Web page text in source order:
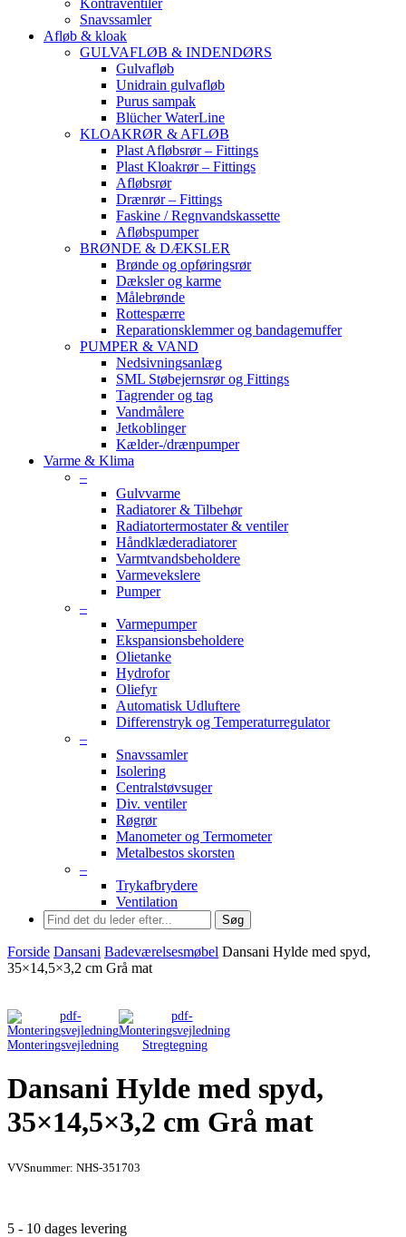
Kontraventiler
Snavssamler
Afløb & kloak
GULVAFLØB & INDENDØRS
Gulvafløb
Unidrain gulvafløb
Purus sampak
Blücher WaterLine
KLOAKRØR & AFLØB
Plast Afløbsrør – Fittings
Plast Kloakrør – Fittings
Afløbsrør
Drænrør – Fittings
Faskine / Regnvandskassette
Afløbspumper
BRØNDE & DÆKSLER
Brønde og opføringsrør
Dæksler og karme
Målebrønde
Rottespærre
Reparationsklemmer og bandagemuffer
PUMPER & VAND
Nedsivningsanlæg
SML Støbejernsrør og Fittings
Tagrender og tag
Vandmålere
Jetkoblinger
Kælder-/drænpumper
Varme & Klima
–
Gulvvarme
Radiatorer & Tilbehør
Radiatortermostater & ventiler
Håndklæderadiatorer
Varmtvandsbeholdere
Varmevekslere
Pumper
–
Varmepumper
Ekspansionsbeholdere
Olietanke
Hydrofor
Oliefyr
Automatisk Udluftere
Differenstryk og Temperaturregulator
–
Snavssamler
Isolering
Centralstøvsuger
Div. ventiler
Røgrør
Manometer og Termometer
Metalbestos skorsten
–
Trykafbrydere
Ventilation
Søg
Forside Dansani Badeværelsesmøbel Dansani Hylde med spyd,
35×14,5×3,2 cm Grå mat
Monteringsvejledning Stregtegning
Dansani Hylde med spyd,
35×14,5×3,2 cm Grå mat
VVSnummer: NHS-351703
5 - 10 dages levering